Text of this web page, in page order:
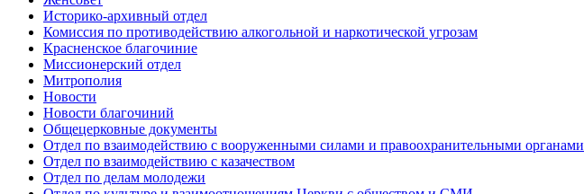
Историко-архивный отдел
Комиссия по противодействию алкогольной и наркотической угрозам
Красненское благочиние
Миссионерский отдел
Митрополия
Новости
Новости благочиний
Общецерковные документы
Отдел по взаимодействию с вооруженными силами и правоохранительными органами
Отдел по взаимодействию с казачеством
Отдел по делам молодежи